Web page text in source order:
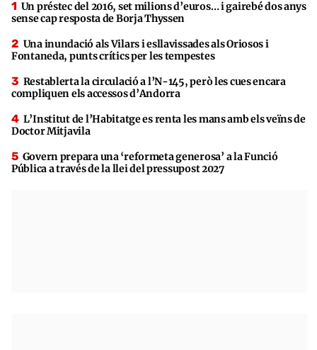
Un préstec del 2016, set milions d’euros… i gairebé dos anys
sense cap resposta de Borja Thyssen
Una inundació als Vilars i esllavissades als Oriosos i
Fontaneda, punts crítics per les tempestes
Restablerta la circulació a l’N-145, però les cues encara
compliquen els accessos d’Andorra
L’Institut de l’Habitatge es renta les mans amb els veïns de
Doctor Mitjavila
Govern prepara una ‘reformeta generosa’ a la Funció
Pública a través de la llei del pressupost 2027